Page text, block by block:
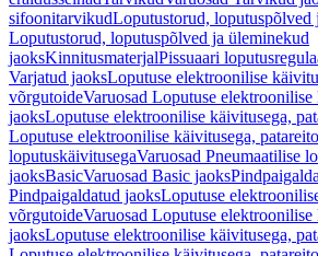
sifoonitarvikudLoputustorud, loputuspõlved
Loputustorud, loputuspõlved ja üleminekud
jaoksKinnitusmaterjalPissuaari
Varjatud jaoksLoputuse elektroonilise
võrgutoideVaruosad Loputuse
jaoksLoputuse elektroonilise käivitusega,
Loputuse elektroonilise käivitusega,
loputuskäivitusegaVaruosad Pneumaatilise
jaoksBasicVaruosad Basic jaoks
Pindpaigaldatud jaoksLoputuse
võrgutoideVaruosad Loputuse
jaoksLoputuse elektroonilise käivitusega,